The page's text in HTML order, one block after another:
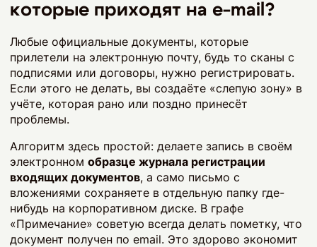
которые приходят на e-mail?
Любые официальные документы, которые
прилетели на электронную почту, будь то сканы с
подписями или договоры, нужно регистрировать.
Если этого не делать, вы создаёте «слепую зону» в
учёте, которая рано или поздно принесёт
проблемы.
Алгоритм здесь простой: делаете запись в своём
электронном образце журнала регистрации
входящих документов, а само письмо с
вложениями сохраняете в отдельную папку где-
нибудь на корпоративном диске. В графе
«Примечание» советую всегда делать пометку, что
документ получен по email. Это здорово экономит